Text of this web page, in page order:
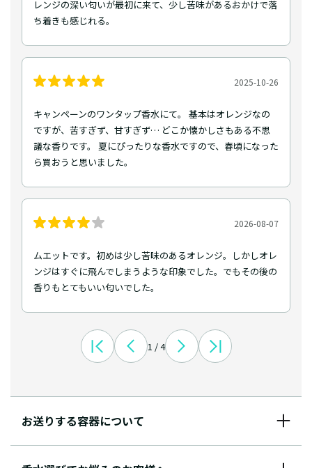
レンジの深い匂いが最初に来て、少し苦味があるおかけで落
ち着きも感じれる。
2025-10-26
キャンペーンのワンタップ香水にて。 基本はオレンジなの
ですが、苦すぎず、甘すぎず… どこか懐かしさもある不思
議な香りです。 夏にぴったりな香水ですので、春頃になった
ら買おうと思いました。
2026-08-07
ムエットです。初めは少し苦味のあるオレンジ。しかしオレ
ンジはすぐに飛んでしまうような印象でした。でもその後の
香りもとてもいい匂いでした。
1 / 4
お送りする容器について